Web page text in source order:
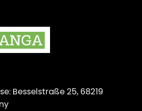
Besselstraße 25, 68219